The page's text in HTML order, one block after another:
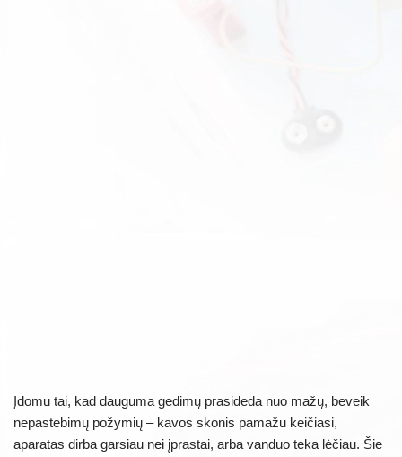
Įdomu tai, kad dauguma gedimų prasideda nuo mažų, beveik
nepastebimų požymių – kavos skonis pamažu keičiasi,
aparatas dirba garsiau nei įprastai, arba vanduo teka lėčiau. Šie